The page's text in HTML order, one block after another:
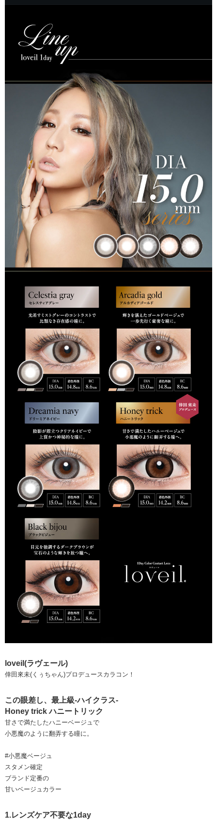
loveil(ラヴェール)
倖田來未(くぅちゃん)プロデュースカラコン！
この眼差し、最上級-ハイクラス-
Honey trick ハニートリック
甘さで満たしたハニーベージュで
小悪魔のように翻弄する瞳に。
#小悪魔ベージュ
スタメン確定
ブランド定番の
甘いベージュカラー
1.レンズケア不要な1day